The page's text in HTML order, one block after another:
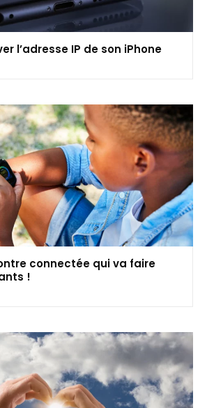
l’adresse IP de son iPhone
connectée qui va faire
!